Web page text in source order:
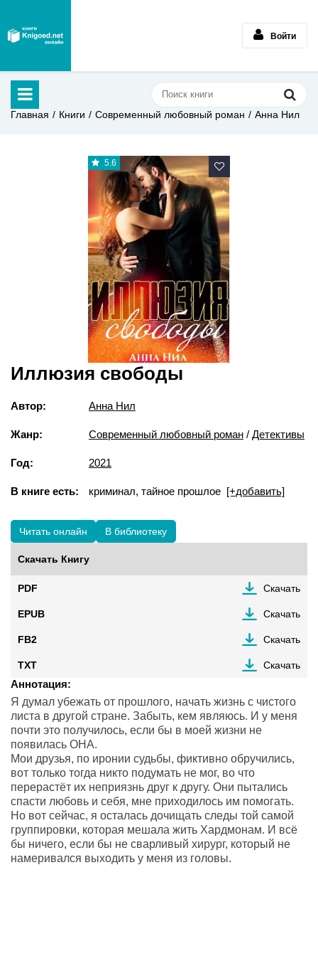
Войти
Главная Книги Современный любовный роман Анна Нил
5.6
Иллюзия свободы
Автор: Анна Нил
Жанр: Современный любовный роман / Детективы
Год: 2021
В книге есть: криминал, тайное прошлое [+добавить]
Читать онлайн В библиотеку
Скачать Книгу
PDF Скачать
EPUB Скачать
FB2 Скачать
TXT Скачать
Аннотация:
Я думал убежать от прошлого, начать жизнь с чистого
листа в другой стране. Забыть, кем являюсь. И у меня
почти это получилось, если бы в моей жизни не
появилась ОНА.
Мои друзья, по иронии судьбы, фиктивно обручились,
вот только тогда никто подумать не мог, во что
перерастёт их неприязнь друг к другу. Они пытались
спасти любовь и себя, мне приходилось им помогать.
Но вот сейчас, я осталась дочищать следы той самой
группировки, которая мешала жить Хардмонам. И всё
бы ничего, если бы не сварливый хирург, который не
намеривался выходить у меня из головы.